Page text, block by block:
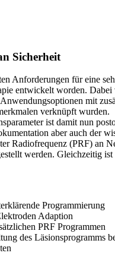
Sicherheit
Anforderungen für eine
entwickelt worden.
mit
verknüpft wurden.
ist damit nun
aber auch der
Radiofrequenz (PRF) an
werden. Gleichzeitig
Programmierung
Adaption
PRF Programmen
des Läsionsprogramms